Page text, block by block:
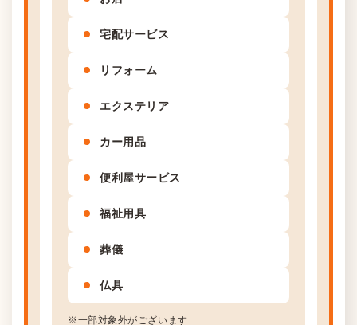
宅配サービス
リフォーム
エクステリア
カー用品
便利屋サービス
福祉用具
葬儀
仏具
※一部対象外がございます